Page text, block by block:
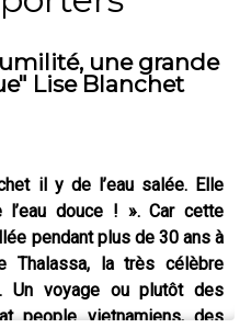
une grande
Lise Blanchet
il y de l’eau salée. Elle
douce ! ». Car cette
pendant plus de 30 ans à
Thalassa, la très célèbre
Un voyage ou plutôt des
people vietnamiens, des